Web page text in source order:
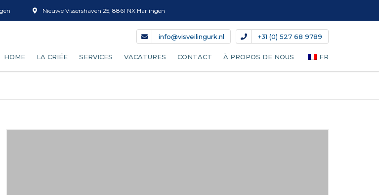
Nieuwe Vissershaven 25, 8861 NX Harlingen
info@visveilingurk.nl +31 (0) 527 68 9789
HOME LA CRIÉE
HORLOGE DE CRIÉE
SERVICES
CAISSES ET TUBS
VACATURES CONTACT À PROPOS DE NOUS FR
DE